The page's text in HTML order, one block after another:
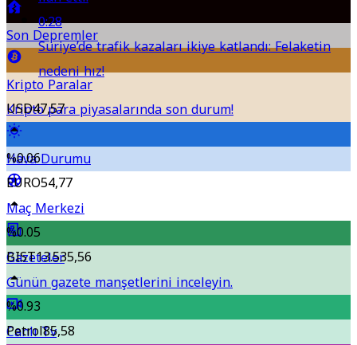
Son Depremler
Kripto Paralar
Kripto para piyasalarında son durum!
Hava Durumu
Maç Merkezi
Gazeteler
Günün gazete manşetlerini inceleyin.
Canlı Tv
0:28
Suriye’de trafik kazaları ikiye katlandı: Felaketin
nedeni hız!
USD47,57
%0.06
EURO54,77
%0.05
BIST13.535,56
%0.93
Petrol85,58